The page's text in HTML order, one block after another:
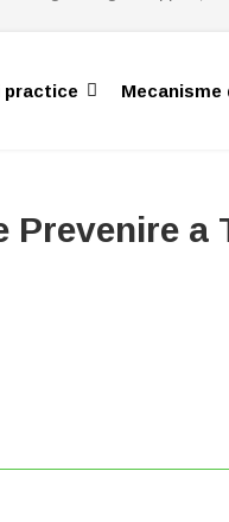
practice Mecanisme
Prevenire a